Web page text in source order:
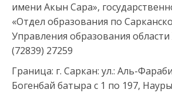
имени Акын Сара»,
«Отдел образования по
Управления образования области
(72839) 27259
Граница: г. Саркан: ул.: Аль-
Богенбай батыра с 1 по 197,